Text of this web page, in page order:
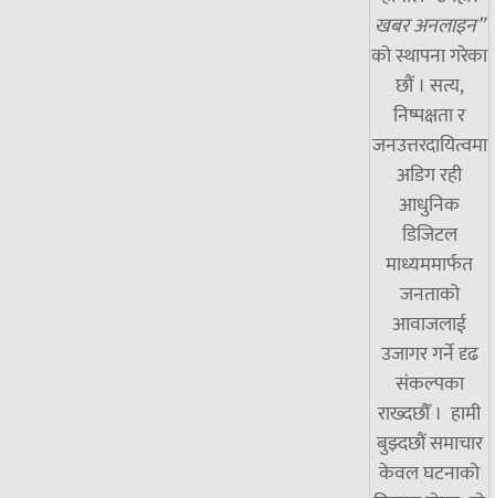
खबर अनलाइन”
को स्थापना गरेका
छौं । सत्य,
निष्पक्षता र
जनउत्तरदायित्वमा
अडिग रही
आधुनिक
डिजिटल
माध्यममार्फत
जनताको
आवाजलाई
उजागर गर्ने दृढ
संकल्पका
राख्दछौँ । हामी
बुझ्दछौं समाचार
केवल घटनाको